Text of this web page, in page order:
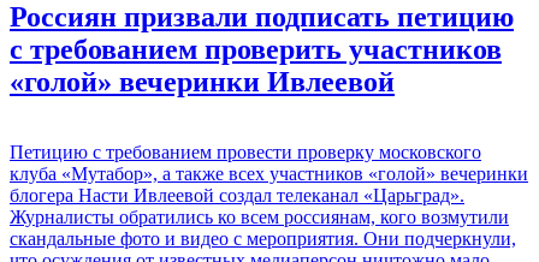
Россиян призвали подписать петицию
с требованием проверить участников
«голой» вечеринки Ивлеевой
Петицию с требованием провести проверку московского
клуба «Мутабор», а также всех участников «голой» вечеринки
блогера Насти Ивлеевой создал телеканал «Царьград».
Журналисты обратились ко всем россиянам, кого возмутили
скандальные фото и видео с мероприятия. Они подчеркнули,